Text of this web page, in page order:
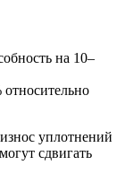
на 10–
уплотнений
сдвигать